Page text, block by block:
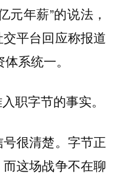
元年薪”的说法，
平台回应称报道
系统一。
职字节的事实。
很清楚。字节正
这场战争不在聊